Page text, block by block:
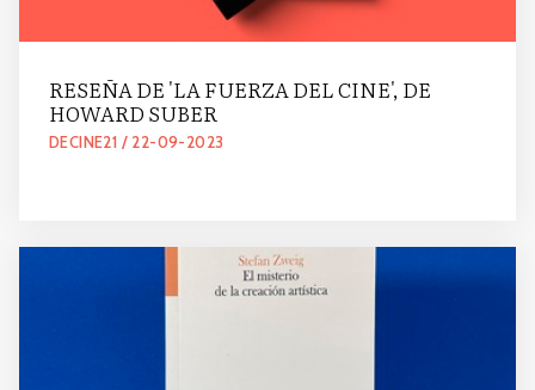
RESEÑA DE 'LA FUERZA DEL CINE', DE
HOWARD SUBER
DECINE21 / 22-09-2023